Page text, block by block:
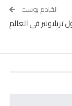
القادم بوست
في العالم